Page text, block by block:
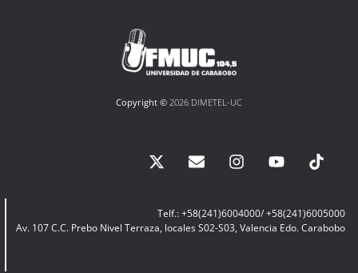
Copyright © 2026 DIMETEL-UC
Telf.: +58(241)6004000/ +58(241)6005000
Av. 107 C.C. Prebo Nivel Terraza, locales S02-S03, Valencia Edo. Carabobo